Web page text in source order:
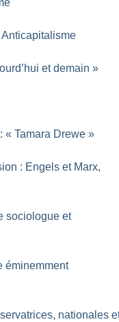
et demain »
« Tamara Drewe »
: Engels et Marx,
sociologue et
éminemment
nationales